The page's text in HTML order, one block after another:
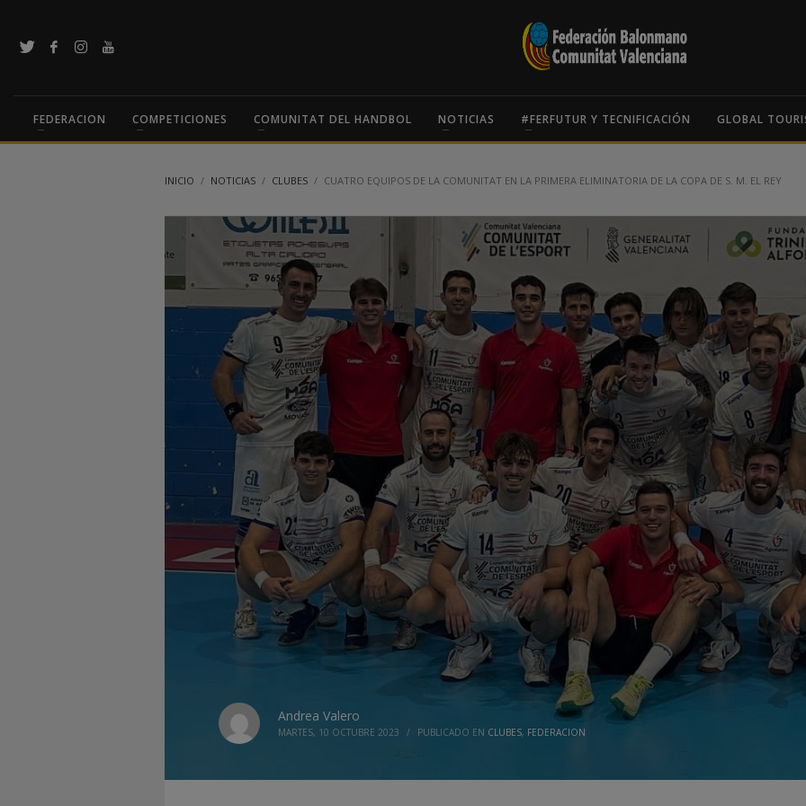
FEDERACION COMPETICIONES COMUNITAT DEL HANDBOL NOTICIAS #FERFUTUR Y TECNIFICACIÓN GLOBAL
INICIO NOTICIAS CLUBES CUATRO EQUIPOS DE LA COMUNITAT EN LA PRIMERA ELIMINATORIA DE LA COPA DE S. M. EL REY
Andrea Valero
MARTES, 10 OCTUBRE 2023 / PUBLICADO EN CLUBES, FEDERACION